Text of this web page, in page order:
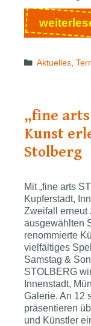
Categories
Aktuelles ,
„fine arts
Kunst
Stolberg
Mit „fine arts
Kupferstadt,
Zweifall erneut
ausgewählten
renommierte
vielfältiges
Samstag &
STOLBERG
Innenstadt,
Galerie. An 12
präsentieren
und Künstler